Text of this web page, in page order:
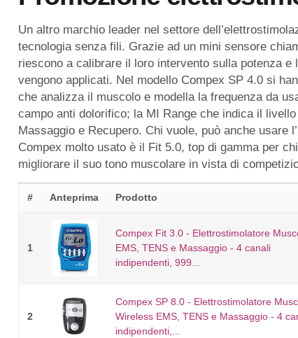
Un altro marchio leader nel settore
tecnologia senza fili. Grazie ad un mini sensore
riescono a calibrare il loro intervento sulla potenza
vengono applicati. Nel modello Compex SP 4.0 si
che analizza il muscolo e modella la frequenza da
campo anti dolorifico; la MI Range che indica il
Massaggio e Recupero. Chi vuole, può anche usare
Compex molto usato è il Fit 5.0, top di gamma per
migliorare il suo tono muscolare in vista di
# Anteprima Prodotto
1
Compex Fit 3.0 - Elettrostimolatore
EMS, TENS e Massaggio - 4 canali
indipendenti, 999...
2
Compex SP 8.0 - Elettrostimolatore
Wireless EMS, TENS e Massaggio - 4
indipendenti,...